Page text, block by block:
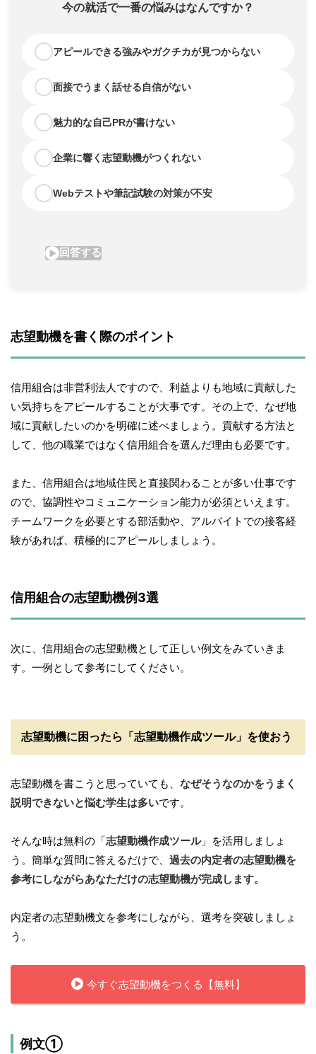
志望動機を書く際のポイント
信用組合は非営利法人ですので、利益よりも地域に貢献した
い気持ちをアピールすることが大事です。その上で、なぜ地
域に貢献したいのかを明確に述べましょう。貢献する方法と
して、他の職業ではなく信用組合を選んだ理由も必要です。
また、信用組合は地域住民と直接関わることが多い仕事です
ので、協調性やコミュニケーション能力が必須といえます。
チームワークを必要とする部活動や、アルバイトでの接客経
験があれば、積極的にアピールしましょう。
信用組合の志望動機例3選
次に、信用組合の志望動機として正しい例文をみていきま
す。一例として参考にしてください。
志望動機に困ったら「志望動機作成ツール」を使おう
志望動機を書こうと思っていても、 なぜそうなのかをうまく
説明できないと悩む学生は多いです。
そんな時は無料の「志望動機作成ツール」を活用しましょ
う。簡単な質問に答えるだけで、 過去の内定者の志望動機を
参考にしながらあなただけの志望動機が完成します。
内定者の志望動機文を参考にしながら、選考を突破しましょ
う。
今すぐ志望動機をつくる【無料】
例文①